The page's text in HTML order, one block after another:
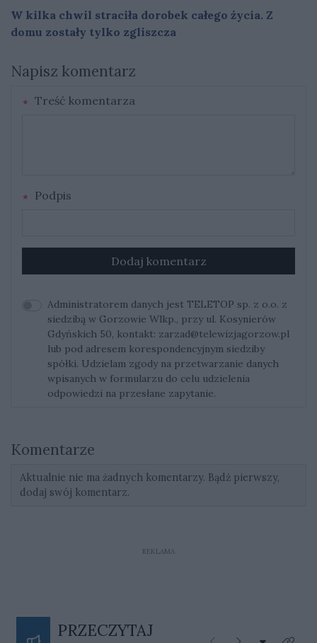
W kilka chwil straciła dorobek całego życia. Z
domu zostały tylko zgliszcza
Napisz komentarz
Treść komentarza
Podpis
Dodaj komentarz
Administratorem danych jest TELETOP sp. z o.o. z
siedzibą w Gorzowie Wlkp., przy ul. Kosynierów
Gdyńskich 50, kontakt: zarzad@telewizjagorzow.pl
lub pod adresem korespondencyjnym siedziby
spółki. Udzielam zgody na przetwarzanie danych
wpisanych w formularzu do celu udzielenia
odpowiedzi na przesłane zapytanie.
Komentarze
Aktualnie nie ma żadnych komentarzy. Bądź pierwszy,
dodaj swój komentarz.
REKLAMA
PRZECZYTAJ